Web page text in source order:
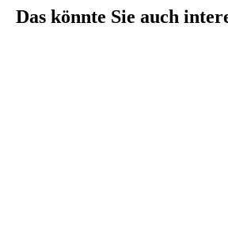
Das könnte Sie auch